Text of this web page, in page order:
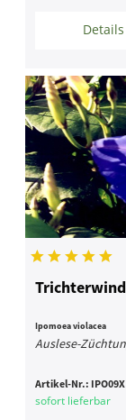
Details
Ipomoea violacea
Auslese-
Artikel-Nr.: IPO09X
sofort lieferbar